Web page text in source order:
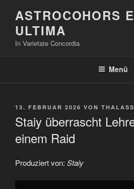
Inhalt
springen
ASTROCOHORS
ULTIMA
In Varietate Concordia
Menü
VERÖFFENTLICHT
13. FEBRUAR 2026 VON
Staiy überrascht
einem Raid
Produziert von: Staiy
„Staiy